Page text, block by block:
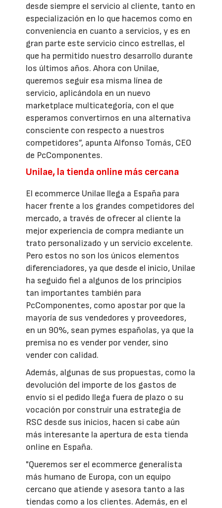
desde siempre el servicio al cliente, tanto en
especialización en lo que hacemos como en
conveniencia en cuanto a servicios, y es en
gran parte este servicio cinco estrellas, el
que ha permitido nuestro desarrollo durante
los últimos años. Ahora con Unilae,
queremos seguir esa misma línea de
servicio, aplicándola en un nuevo
marketplace multicategoría, con el que
esperamos convertirnos en una alternativa
consciente con respecto a nuestros
competidores”, apunta Alfonso Tomás, CEO
de PcComponentes.
Unilae, la tienda online más cercana
El ecommerce Unilae llega a España para
hacer frente a los grandes competidores del
mercado, a través de ofrecer al cliente la
mejor experiencia de compra mediante un
trato personalizado y un servicio excelente.
Pero estos no son los únicos elementos
diferenciadores, ya que desde el inicio, Unilae
ha seguido fiel a algunos de los principios
tan importantes también para
PcComponentes, como apostar por que la
mayoría de sus vendedores y proveedores,
en un 90%, sean pymes españolas, ya que la
premisa no es vender por vender, sino
vender con calidad.
Además, algunas de sus propuestas, como la
devolución del importe de los gastos de
envío si el pedido llega fuera de plazo o su
vocación por construir una estrategia de
RSC desde sus inicios, hacen si cabe aún
más interesante la apertura de esta tienda
online en España.
"Queremos ser el ecommerce generalista
más humano de Europa, con un equipo
cercano que atiende y asesora tanto a las
tiendas como a los clientes. Además, en el